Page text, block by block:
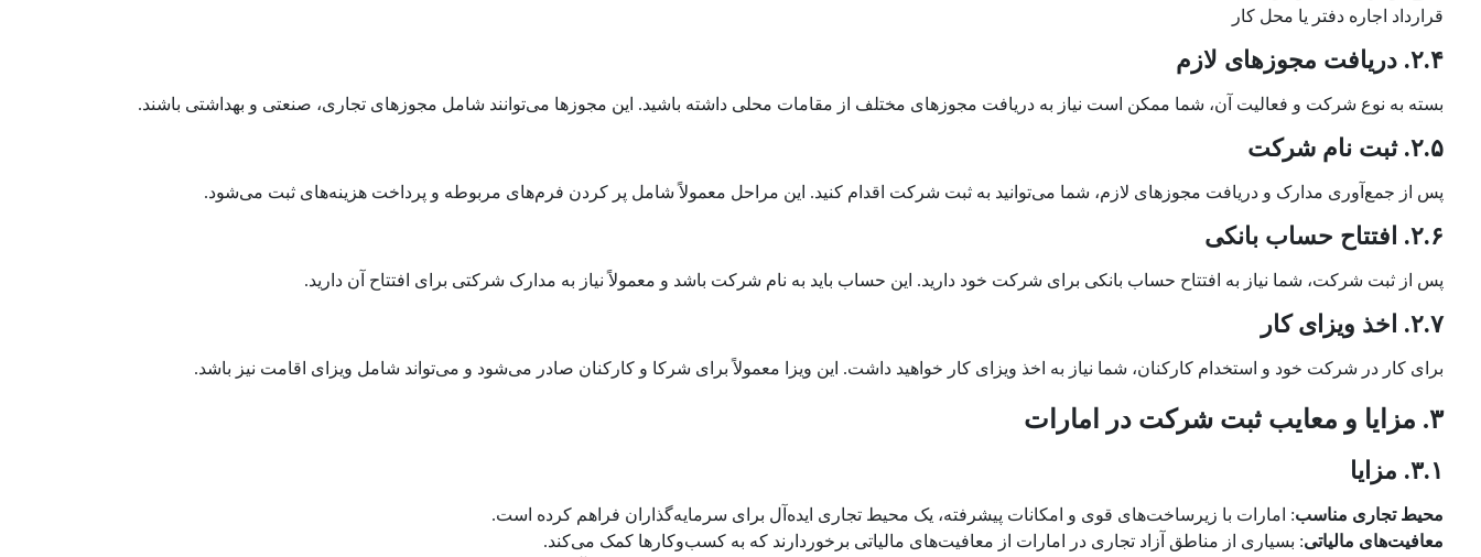
قرارداد اجاره دفتر یا محل کار
۲.۴. دریافت مجوزهای لازم
بسته به نوع شرکت و فعالیت آن، شما ممکن است نیاز به دریافت مجوزهای مختلف از مقامات محلی داشته باشید. این مجوزها می‌توانند شامل مجوزهای تجاری، صنعتی و بهداشتی باشند.
۲.۵. ثبت نام شرکت
پس از جمع‌آوری مدارک و دریافت مجوزهای لازم، شما می‌توانید به ثبت شرکت اقدام کنید. این مراحل معمولاً شامل پر کردن فرم‌های مربوطه و پرداخت هزینه‌های ثبت می‌شود.
۲.۶. افتتاح حساب بانکی
پس از ثبت شرکت، شما نیاز به افتتاح حساب بانکی برای شرکت خود دارید. این حساب باید به نام شرکت باشد و معمولاً نیاز به مدارک شرکتی برای افتتاح آن دارید.
۲.۷. اخذ ویزای کار
برای کار در شرکت خود و استخدام کارکنان، شما نیاز به اخذ ویزای کار خواهید داشت. این ویزا معمولاً برای شرکا و کارکنان صادر می‌شود و می‌تواند شامل ویزای اقامت نیز باشد.
۳. مزایا و معایب ثبت شرکت در امارات
۳.۱. مزایا
محیط تجاری مناسب: امارات با زیرساخت‌های قوی و امکانات پیشرفته، یک محیط تجاری ایده‌آل برای سرمایه‌گذاران فراهم کرده است.
معافیت‌های مالیاتی: بسیاری از مناطق آزاد تجاری در امارات از معافیت‌های مالیاتی برخوردارند که به کسب‌وکارها کمک می‌کند.